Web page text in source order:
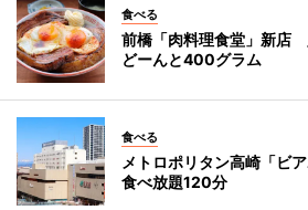
食べる
前橋「肉料理食堂」新店
どーんと400グラム
食べる
メトロポリタン高崎「ビ
食べ放題120分